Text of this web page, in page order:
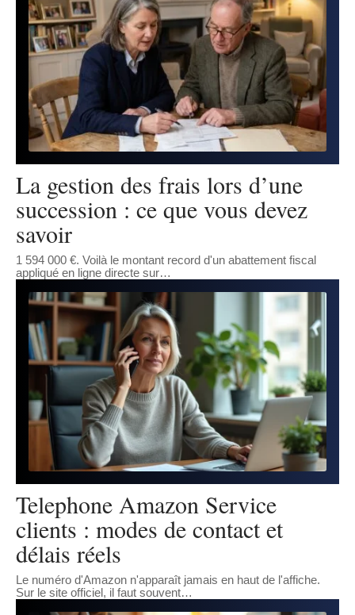
La gestion des frais lors d’une
succession : ce que vous devez
savoir
1 594 000 €. Voilà le montant record d'un abattement fiscal
appliqué en ligne directe sur…
Telephone Amazon Service
clients : modes de contact et
délais réels
Le numéro d'Amazon n'apparaît jamais en haut de l'affiche.
Sur le site officiel, il faut souvent…